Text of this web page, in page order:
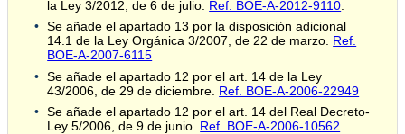
la Ley 3/2012, de 6 de julio. Ref. BOE-A-2012-9110.
Se añade el apartado 13 por la disposición adicional
14.1 de la Ley Orgánica 3/2007, de 22 de marzo. Ref.
BOE-A-2007-6115
Se añade el apartado 12 por el art. 14 de la Ley
43/2006, de 29 de diciembre. Ref. BOE-A-2006-22949
Se añade el apartado 12 por el art. 14 del Real Decreto-
Ley 5/2006, de 9 de junio. Ref. BOE-A-2006-10562